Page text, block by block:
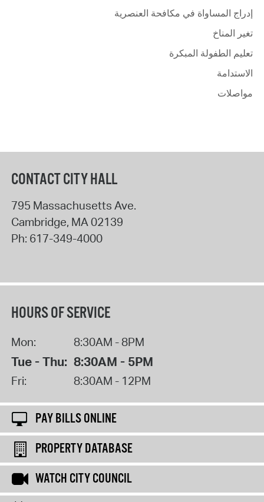
إدراج المساواة في مكافحة العنصرية
تغير المناخ
تعليم الطفولة المبكرة
الاستدامة
مواصلات
CONTACT CITY HALL
795 Massachusetts Ave.
Cambridge, MA 02139
Ph: 617-349-4000
HOURS OF SERVICE
Mon: 8:30AM - 8PM
Tue - Thu: 8:30AM - 5PM
Fri: 8:30AM - 12PM
PAY BILLS ONLINE
PROPERTY DATABASE
WATCH CITY COUNCIL